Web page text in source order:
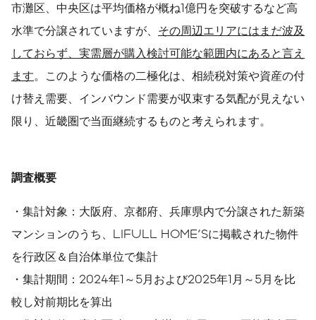
市灘区、中央区は平均価格が概ね1億円を突破するなど高
水準で分譲されていますが、 その周辺エリアにはまだ波及
しておらず、実需層が購入検討可能な範囲内にあると言え
ます。このような価格の二極化は、相続税対策や資産の付
け替え需要、インバウンド需要が収束する気配が見えない
限り、近畿圏で当面継続するものと考えられます。
調査概要
・集計対象：大阪府、京都府、兵庫県内で分譲された新築
マンションのうち、LIFULL HOME'Sに掲載された物件
を行政区＆自治体単位で集計
・集計期間：2024年1～5月および2025年1月～5月を比
較し対前期比を算出